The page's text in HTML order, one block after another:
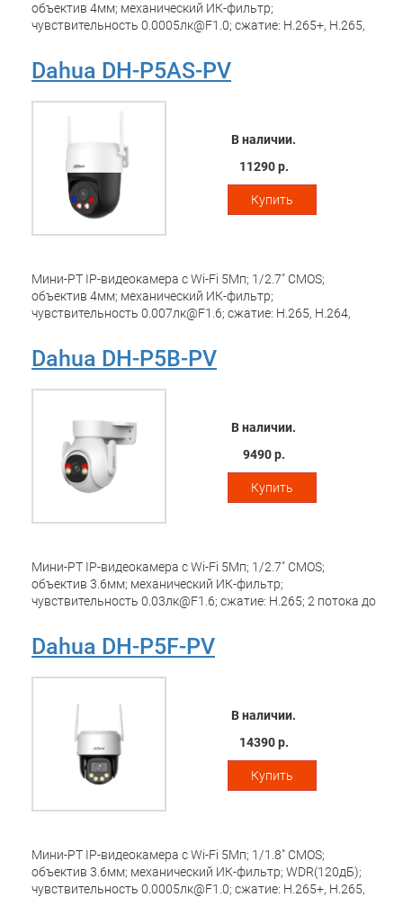
объектив 4мм; механический ИК-фильтр;
чувствительность 0.0005лк@F1.0; сжатие: H.265+, H.265,
видеоаналитика: охрана периметра, обнаружение людей
+ автоматическое слежение, обнаружение транспортных
микрофон+динамик; MicroSD до 256Гбайт; питание:
Dahua DH-P5AS-PV
Мини-PT IP-видеокамера с Wi-Fi 5Мп; 1/2.7" CMOS;
объектив 4мм; механический ИК-фильтр;
чувствительность 0.007лк@F1.6; сжатие: H.265, H.264,
обнаружение людей, обнаружение транспортных средств;
ИК-подсветка 30м, Led-подсветка 30м; сигнализация
В наличии.
11290 р.
Купить
Dahua DH-P5B-PV
Мини-PT IP-видеокамера с Wi-Fi 5Мп; 1/2.7" CMOS;
объектив 3.6мм; механический ИК-фильтр;
чувствительность 0.03лк@F1.6; сжатие: H.265; 2 потока до
детектор движения), обнаружение людей, обнаружение
транспортных средств; ИК-подсветка 30м, Led-подсветка
В наличии.
9490 р.
Купить
Dahua DH-P5F-PV
Мини-PT IP-видеокамера с Wi-Fi 5Мп; 1/1.8" CMOS;
объектив 3.6мм; механический ИК-фильтр; WDR(120дБ);
чувствительность 0.0005лк@F1.0; сжатие: H.265+, H.265,
В наличии.
14390 р.
Купить